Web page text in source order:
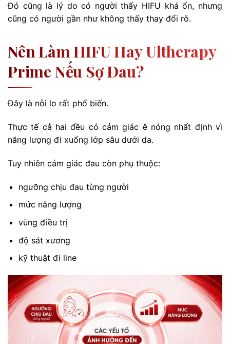
Đó cũng là lý do có người thấy HIFU khá ổn, nhưng
cũng có người gần như không thấy thay đổi rõ.
Nên Làm HIFU Hay Ultherapy
Prime Nếu Sợ Đau?
Đây là nỗi lo rất phổ biến.
Thực tế cả hai đều có cảm giác ê nóng nhất định vì
năng lượng đi xuống lớp sâu dưới da.
Tuy nhiên cảm giác đau còn phụ thuộc:
ngưỡng chịu đau từng người
mức năng lượng
vùng điều trị
độ sát xương
kỹ thuật đi line